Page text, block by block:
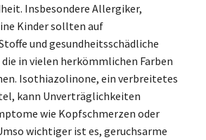
Insbesondere Allergiker,
Kinder sollten auf
und gesundheitsschädliche
in vielen herkömmlichen Farben
Isothiazolinone, ein verbreitetes
kann Unverträglichkeiten
wie Kopfschmerzen oder
wichtiger ist es, geruchsarme